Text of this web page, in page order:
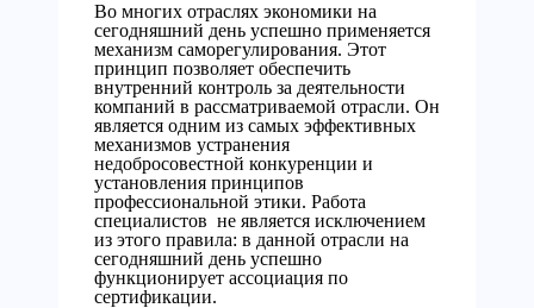
Во многих отраслях экономики на
сегодняшний день успешно применяется
механизм саморегулирования. Этот
принцип позволяет обеспечить
внутренний контроль за деятельности
компаний в рассматриваемой отрасли. Он
является одним из самых эффективных
механизмов устранения
недобросовестной конкуренции и
установления принципов
профессиональной этики. Работа
специалистов не является исключением
из этого правила: в данной отрасли на
сегодняшний день успешно
функционирует ассоциация по
сертификации.